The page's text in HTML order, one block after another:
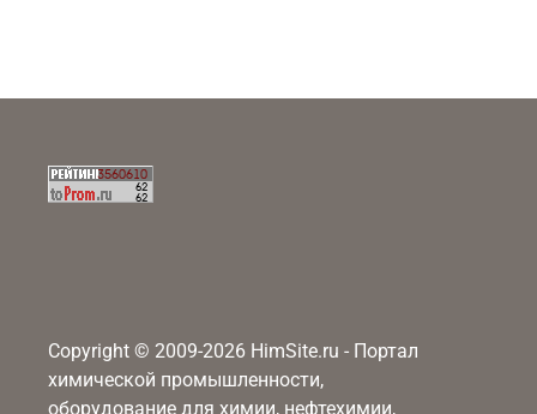
Copyright © 2009-2026 HimSite.ru - Портал
химической промышленности,
оборудование для химии, нефтехимии,